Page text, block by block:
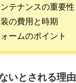
テナンスの重要性
の費用と時期
ームのポイント
いとされる理由